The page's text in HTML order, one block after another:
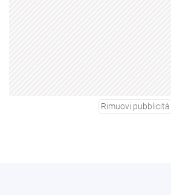
Rimuovi pubblicità